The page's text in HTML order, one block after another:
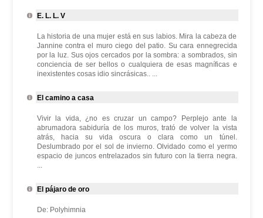
E. L. L. V
La historia de una mujer está en sus labios. Mira la cabeza de
Jannine contra el muro ciego del patio. Su cara ennegrecida
por la luz. Sus ojos cercados por la sombra: a sombrados, sin
conciencia de ser bellos o cualquiera de esas magníficas e
inexistentes cosas idio sincrásicas.. ...
El camino a casa
Vivir la vida, ¿no es cruzar un campo? Perplejo ante la
abrumadora sabiduría de los muros, trató de volver la vista
atrás, hacia su vida oscura o clara como un túnel.
Deslumbrado por el sol de invierno. Olvidado como el yermo
espacio de juncos entrelazados sin futuro con la tierra negra.
...
El pájaro de oro
De: Polyhimnia